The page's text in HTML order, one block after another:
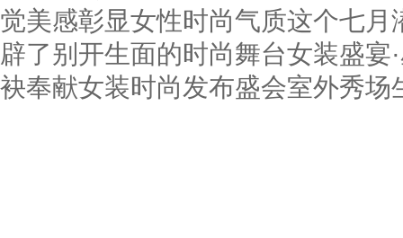
觉美感彰显女性时尚气质这个七
辟了别开生面的时尚舞台女装盛
袂奉献女装时尚发布盛会室外秀